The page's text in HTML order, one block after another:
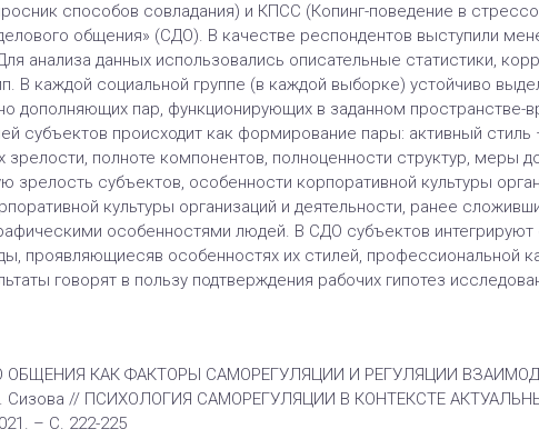
способов совладания) и КПСС (Копинг-поведение в
общения» (СДО). В качестве респондентов выступили
анализа данных использовались описательные статистики,
В каждой социальной группе (в каждой выборке) устойчиво
дополняющих пар, функционирующих в заданном пространстве-
субъектов происходит как формирование пары: активный
зрелости, полноте компонентов, полноценности структур, меры
зрелость субъектов, особенности корпоративной культуры
культуры организаций и деятельности, ранее
особенностями людей. В СДО субъектов
проявляющиесяв особенностях их стилей, профессиональной
говорят в пользу подтверждения рабочих гипотез
КАК ФАКТОРЫ САМОРЕГУЛЯЦИИ И РЕГУЛЯЦИИ
Сизова // ПСИХОЛОГИЯ САМОРЕГУЛЯЦИИ В КОНТЕКСТЕ
– С. 222-225